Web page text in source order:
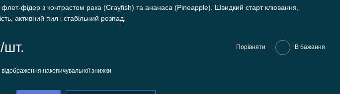
флет-фідер з контрастом рака (Crayfish) та ананаса (Pineapple). Швидкий старт клювання,
активний пил і стабільний розпад.
шт. Порівняти В бажання
відображення накопичувальної знижки